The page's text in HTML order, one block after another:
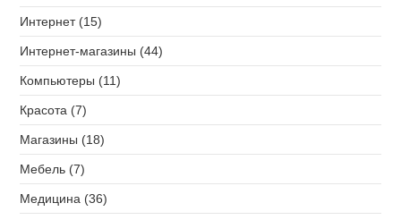
Интернет (15)
Интернет-магазины (44)
Компьютеры (11)
Красота (7)
Магазины (18)
Мебель (7)
Медицина (36)